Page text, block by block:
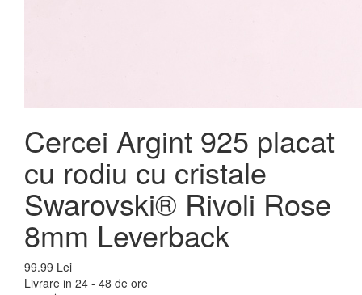
Cercei Argint 925 placat
cu rodiu cu cristale
Swarovski® Rivoli Rose
8mm Leverback
99.99 Lei
Livrare in 24 - 48 de ore